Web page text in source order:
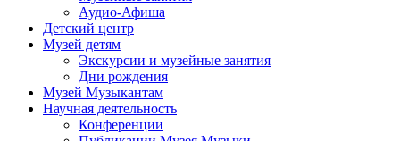
Аудио-Афиша
Детский центр
Музей детям
Экскурсии и музейные занятия
Дни рождения
Музей Музыкантам
Научная деятельность
Конференции